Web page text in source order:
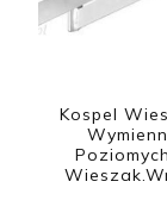
Kospel